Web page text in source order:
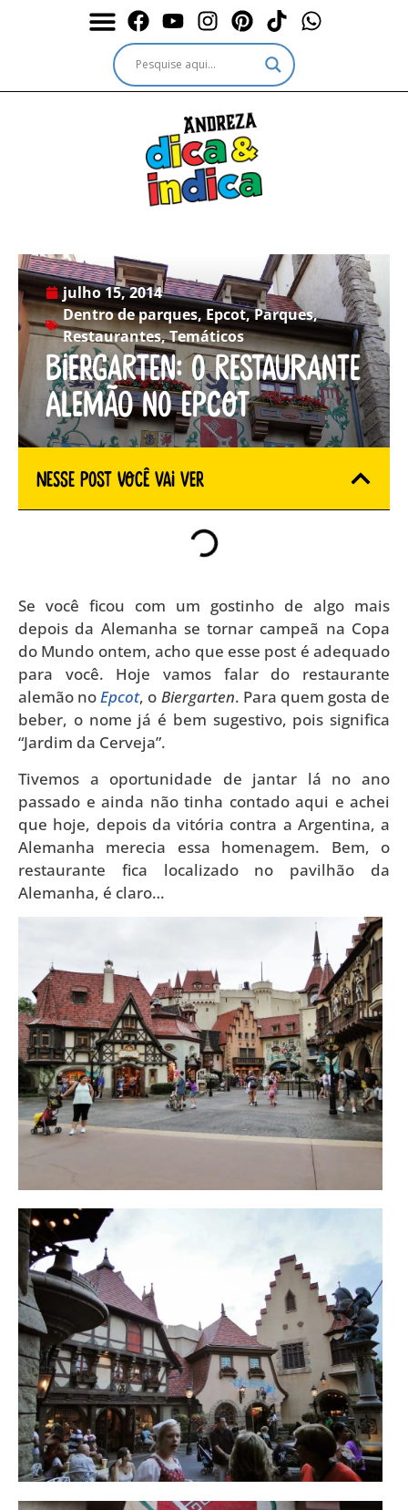
julho 15, 2014
Dentro de parques, Epcot,Parques,
Restaurantes,Temáticos
Biergarten: O restaurante
alemão no Epcot
Nesse Post você vai ver
Se você ficou com um gostinho de algo mais
depois da Alemanha se tornar campeã na Copa
do Mundo ontem, acho que esse post é adequado
para você. Hoje vamos falar do restaurante
alemão noEpcot, o Biergarten. Para quem gosta de
beber, o nome já é bem sugestivo, pois significa
“Jardim da Cerveja”.
Tivemos a oportunidade de jantar lá no ano
passado e ainda não tinha contado aqui e achei
que hoje, depois da vitória contra a Argentina, a
Alemanha merecia essa homenagem. Bem, o
restaurante fica localizado no pavilhão da
Alemanha, é claro…